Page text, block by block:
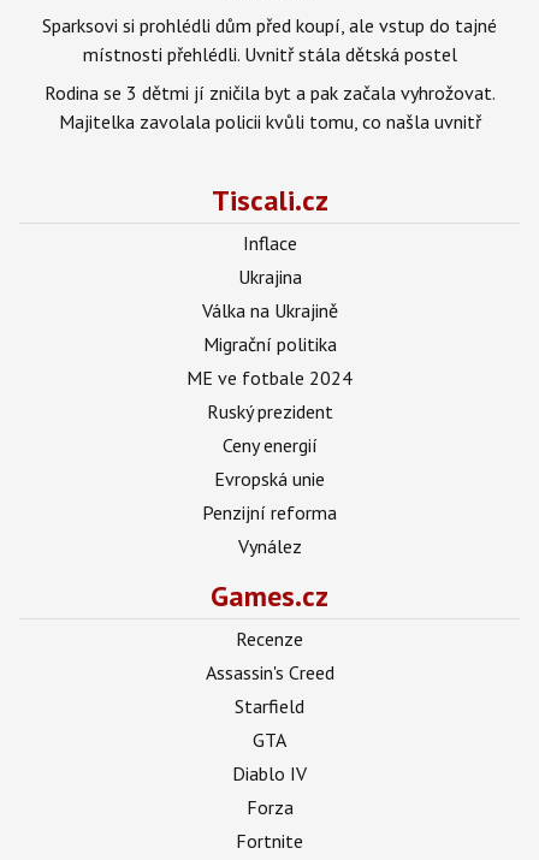
Sparksovi si prohlédli dům před koupí, ale vstup do tajné
místnosti přehlédli. Uvnitř stála dětská postel
Rodina se 3 dětmi jí zničila byt a pak začala vyhrožovat.
Majitelka zavolala policii kvůli tomu, co našla uvnitř
Tiscali.cz
Inflace
Ukrajina
Válka na Ukrajině
Migrační politika
ME ve fotbale 2024
Ruský prezident
Ceny energií
Evropská unie
Penzijní reforma
Vynález
Games.cz
Recenze
Assassin's Creed
Starfield
GTA
Diablo IV
Forza
Fortnite